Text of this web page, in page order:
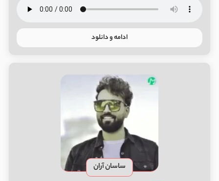
ادامه و دانلود
ساسان آران